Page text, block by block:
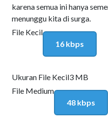
karena semua ini hanya
menunggu kita di surga.
File Kecil
16 kbps
Ukuran File Kecil3 MB
File Medium
48 kbps